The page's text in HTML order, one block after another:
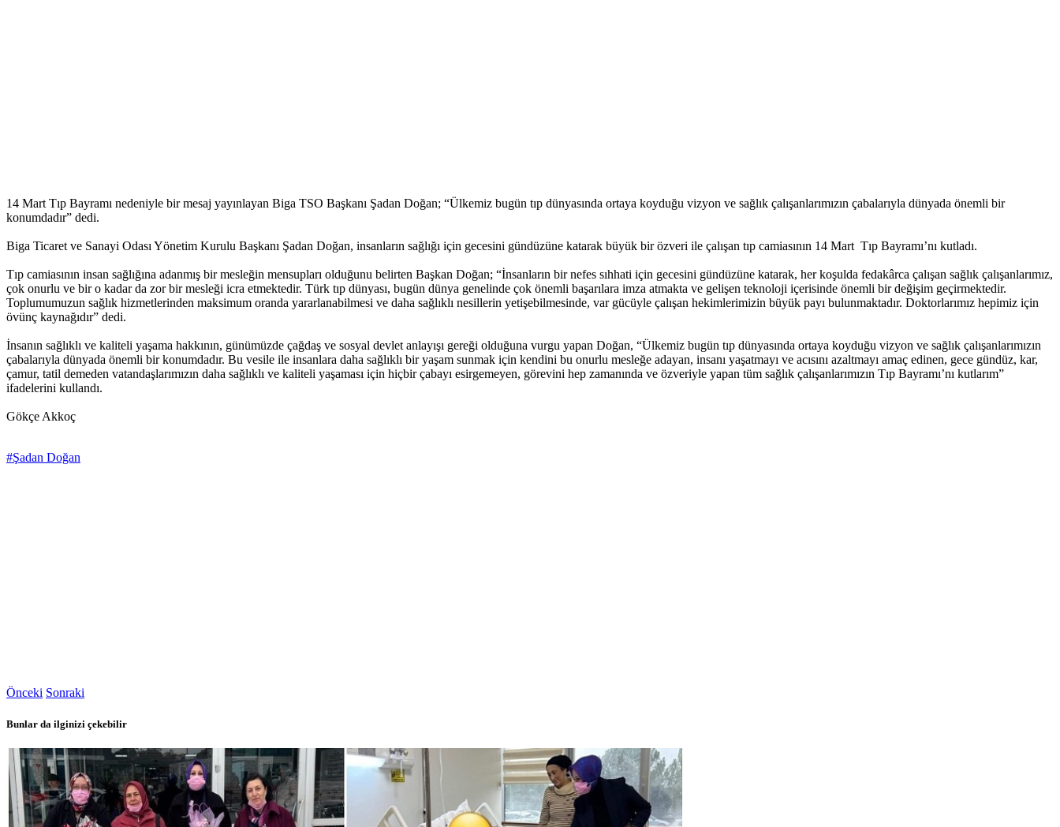
14 Mart Tıp Bayramı nedeniyle bir mesaj yayınlayan Biga TSO Başkanı Şadan Doğan; “Ülkemiz bugün tıp dünyasında ortaya koyduğu vizyon ve sağlık çalışanlarımızın çabalarıyla dünyada önemli bir
konumdadır” dedi.
Biga Ticaret ve Sanayi Odası Yönetim Kurulu Başkanı Şadan Doğan, insanların sağlığı için gecesini gündüzüne katarak büyük bir özveri ile çalışan tıp camiasının 14 Mart Tıp Bayramı’nı kutladı.
Tıp camiasının insan sağlığına adanmış bir mesleğin mensupları olduğunu belirten Başkan Doğan; “İnsanların bir nefes sıhhati için gecesini gündüzüne katarak, her koşulda fedakârca çalışan sağlık çalışanlarımız,
çok onurlu ve bir o kadar da zor bir mesleği icra etmektedir. Türk tıp dünyası, bugün dünya genelinde çok önemli başarılara imza atmakta ve gelişen teknoloji içerisinde önemli bir değişim geçirmektedir.
Toplumumuzun sağlık hizmetlerinden maksimum oranda yararlanabilmesi ve daha sağlıklı nesillerin yetişebilmesinde, var gücüyle çalışan hekimlerimizin büyük payı bulunmaktadır. Doktorlarımız hepimiz için
övünç kaynağıdır” dedi.
İnsanın sağlıklı ve kaliteli yaşama hakkının, günümüzde çağdaş ve sosyal devlet anlayışı gereği olduğuna vurgu yapan Doğan, “Ülkemiz bugün tıp dünyasında ortaya koyduğu vizyon ve sağlık çalışanlarımızın
çabalarıyla dünyada önemli bir konumdadır. Bu vesile ile insanlara daha sağlıklı bir yaşam sunmak için kendini bu onurlu mesleğe adayan, insanı yaşatmayı ve acısını azaltmayı amaç edinen, gece gündüz, kar,
çamur, tatil demeden vatandaşlarımızın daha sağlıklı ve kaliteli yaşaması için hiçbir çabayı esirgemeyen, görevini hep zamanında ve özveriyle yapan tüm sağlık çalışanlarımızın Tıp Bayramı’nı kutlarım”
ifadelerini kullandı.
Gökçe Akkoç
#Şadan Doğan
Önceki Sonraki
Bunlar da ilginizi çekebilir